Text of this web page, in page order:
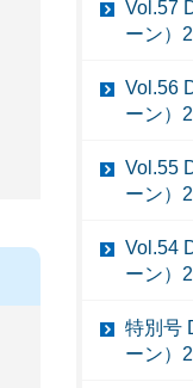
Vol.57
ーン）
Vol.56
ーン）
Vol.55
ーン）
Vol.54
ーン）
特別号
ーン）